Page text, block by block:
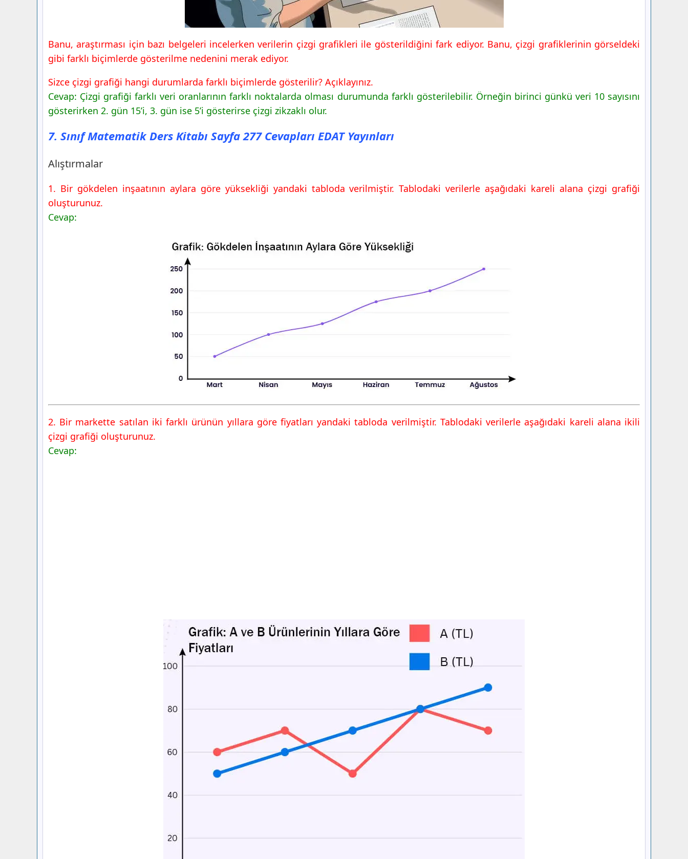
Banu, araştırması için bazı belgeleri incelerken verilerin çizgi grafikleri ile gösterildiğini fark ediyor. Banu, çizgi grafiklerinin görseldeki
gibi farklı biçimlerde gösterilme nedenini merak ediyor.
Sizce çizgi grafiği hangi durumlarda farklı biçimlerde gösterilir? Açıklayınız.
Cevap: Çizgi grafiği farklı veri oranlarının farklı noktalarda olması durumunda farklı gösterilebilir. Örneğin birinci günkü veri 10 sayısını
gösterirken 2. gün 15’i, 3. gün ise 5’i gösterirse çizgi zikzaklı olur.
7. Sınıf Matematik Ders Kitabı Sayfa 277 Cevapları EDAT Yayınları
Alıştırmalar
1. Bir gökdelen inşaatının aylara göre yüksekliği yandaki tabloda verilmiştir. Tablodaki verilerle aşağıdaki kareli alana çizgi grafiği
oluşturunuz.
Cevap:
2. Bir markette satılan iki farklı ürünün yıllara göre fiyatları yandaki tabloda verilmiştir. Tablodaki verilerle aşağıdaki kareli alana ikili
çizgi grafiği oluşturunuz.
Cevap: